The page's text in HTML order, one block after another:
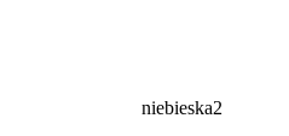
niebieska2